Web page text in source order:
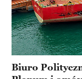
Biuro